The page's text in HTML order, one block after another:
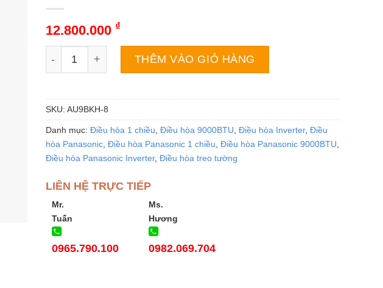
12.800.000 ₫
Điều hòa Panasonic AU9BKH-8 | 9000BTU 1 chiều inverter số lượng
THÊM VÀO GIỎ HÀNG
SKU: AU9BKH-8
Danh mục: Điều hòa 1 chiều Điều hòa 9000BTU Điều hòa Inverter, Điều
hòa Panasonic, Điều hòa Panasonic 1 chiều Điều hòa Panasonic 9000BTU
Điều hòa Panasonic Inverter, Điều hòa treo tường
LIÊN HỆ TRỰC TIẾP
Mr.
Tuấn
0965.790.100
Ms.
Hương
0982.069.704